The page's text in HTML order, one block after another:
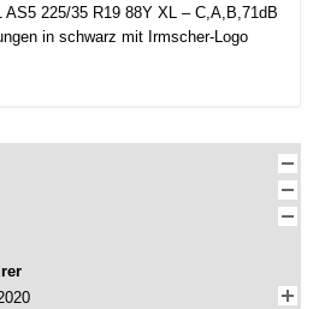
AS5 225/35 R19 88Y XL – C,A,B,71dB
in schwarz mit Irmscher-Logo